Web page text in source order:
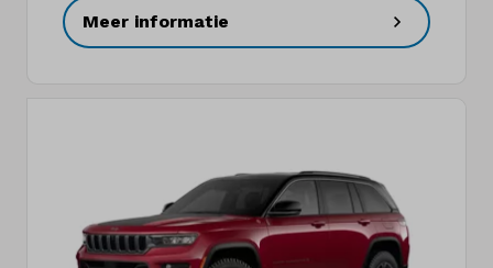
Meer informatie